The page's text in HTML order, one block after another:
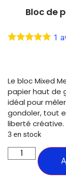
Bloc de
1
Le bloc Mixed
papier haut de
idéal pour
gondoler, tout
liberté créative.
3 en stock